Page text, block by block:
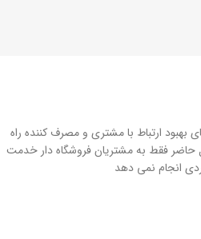
ارتباط با مشتری و مصرف کننده راه
فقط به مشتریان فروشگاه دار خدمت
انجام نمی دهد